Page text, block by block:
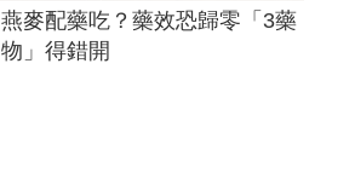
燕麥配藥吃？藥效恐歸零「3藥
物」得錯開